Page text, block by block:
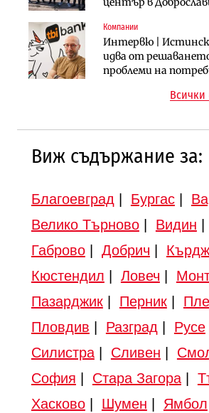
Компании
Интервю |
идва от
проблеми на
Инфраструктура
АПИ възложи
парцеларния план за
Инфраструктура
Вторият мост над
езеро става част
Виж съдържание за:
Благоевград Бургас|
Велико Търново| Видин
Габрово| Добрич
Кюстендил
Ловеч
Пазарджик| Перник|
Пловдив
Разград Русе|
Силистра| Сливен
София
Стара Загора|
Хасково| Шумен Ямбол